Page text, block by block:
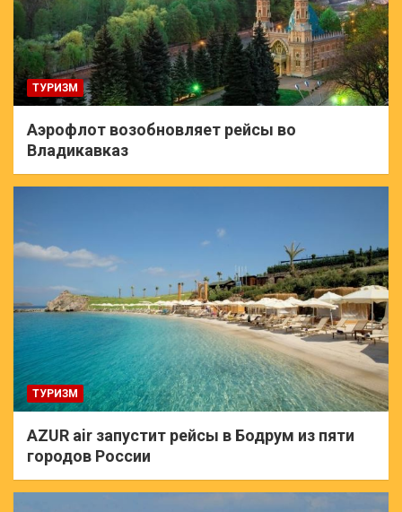
ТУРИЗМ
Аэрофлот возобновляет рейсы во
Владикавказ
ТУРИЗМ
AZUR air запустит рейсы в Бодрум из пяти
городов России